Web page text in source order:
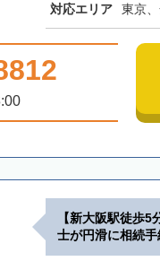
対応エリア 東京
【新大阪駅徒歩
士が円滑に相続